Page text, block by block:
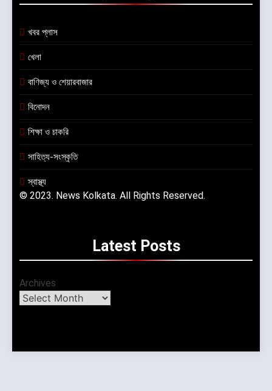
খবর প্লাস
খেলা
বাণিজ্য ও শেয়ারবাজার
বিনোদন
শিক্ষা ও চাকরি
সাহিত্য-সংস্কৃতি
স্বাস্থ্য
© 2023. News Kolkata. All Rights Reserved.
Latest Posts
Archives